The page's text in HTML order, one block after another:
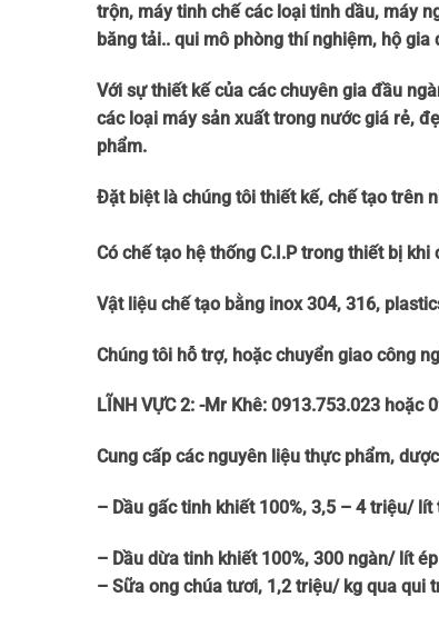
trộn, máy tinh chế các loại tinh dầu, máy
băng tải.. qui mô phòng thí nghiệm, hộ
Với sự thiết kế của các chuyên gia đầu
các loại máy sản xuất trong nước giá rẻ,
phẩm.
Đặt biệt là chúng tôi thiết kế, chế tạo trên
Có chế tạo hệ thống C.I.P trong thiết bị khi
Vật liệu chế tạo bằng inox 304, 316,
Chúng tôi hỗ trợ, hoặc chuyển giao công
LĨNH VỰC 2: -Mr Khê: 0913.753.023
Cung cấp các nguyên liệu thực phẩm,
– Dầu gấc tinh khiết 100%, 3,5 – 4 triệu/
– Dầu dừa tinh khiết 100%, 300 ngàn/ lít
– Sữa ong chúa tươi, 1,2 triệu/ kg qua qui